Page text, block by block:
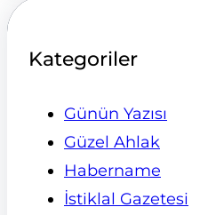
Kategoriler
Günün Yazısı
Güzel Ahlak
Habername
İstiklal Gazetesi